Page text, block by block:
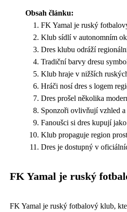
Obsah článku:
FK Yamal je ruský
Klub sídlí v autonomním
Dres klubu odráží
Tradiční barvy dresu
Klub hraje v nižších
Hráči nosí dres s logem
Dres prošel několika
Sponzoři ovlivňují vzhled a
Fanoušci si dres kupují
Klub propaguje region
Dres je dostupný v
FK Yamal je ruský
FK Yamal je ruský fotbalový klub,